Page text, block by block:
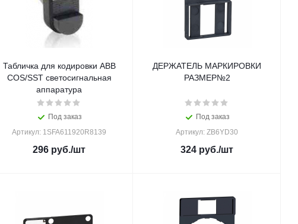
Табличка для кодировки ABB
COS/SST светосигнальная
аппаратура
Под заказ
Артикул: 1SFA611920R8139
296 руб./шт
ДЕРЖАТЕЛЬ МАРКИРОВКИ
РАЗМЕР№2
Под заказ
Артикул: ZB6YD30
324 руб./шт